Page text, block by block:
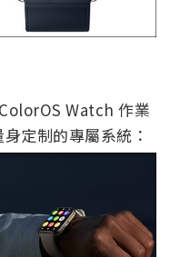
Watch 作業
定制的專屬系統：